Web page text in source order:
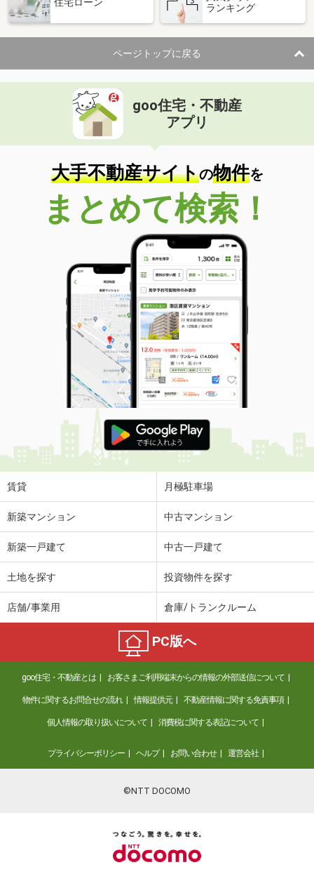
ランキング
ページトップに戻る
goo住宅・不動産
アプリ
大手不動産サイトの物件を
まとめて検索！
賃貸 月極駐車場
新築マンション 中古マンション
新築一戸建て 中古一戸建て
土地を探す 投資物件を探す
店舗/事業用 倉庫/トランクルーム
PC版へ
goo住宅・不動産とは お客さまご利用端末からの情報の外部送信について
物件に関するお問合せの流れ 情報提供元 不動産情報に関する免責事項
個人情報の取り扱いについて 消費税に関する表記について
プライバシーポリシー ヘルプ お問い合わせ 運営会社
©NTT DOCOMO